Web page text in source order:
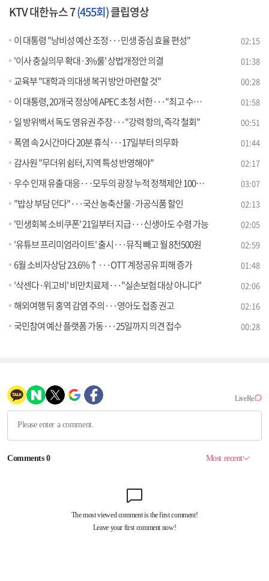
KTV 대한뉴스 7(455회)클립영상
이 대통령 "낭비성 예산 조정···민생 중심 효율 편성" 02:15
'이사 충실의무 확대·3%룰' 상법개정안 의결 01:38
교육부 "대학과 의대생 복귀 방안 마련할 것" 00:28
이 대통령, 20개국 정상에 APEC 초청 서한···"최고 수준 개최" 01:58
일 방위백서 독도 영유권 주장···"강력 항의, 즉각 철회" 00:51
폭염 속 2시간마다 20분 휴식···17일부터 의무화 01:44
감사원 "무더위 쉼터, 지역 특성 반영해야" 02:17
우수 인재 유출 대응···모두의 광장 누적 정책제안 100만 건 돌파 03:07
"밥상 부담 던다"···국산 농축산물·가공식품 할인 02:13
'민생회복 소비쿠폰' 21일부터 지급···신생아도 수령 가능 02:05
'유튜브 프리미엄라이트' 출시···뮤직 빼고 월 8천500원 02:59
6월 소비자상담 23.6%↑···OTT 계정공유 피해 증가 01:48
'삭센다·위고비' 비만치료제···"실손보험 대상 아니다" 02:06
해외여행 뒤 홍역 감염 주의···영아도 접종 권고 02:16
국민참여 예산 플랫폼 가동···25일까지 의견 접수 00:28